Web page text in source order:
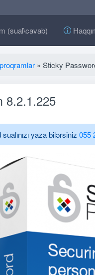
(sual\cavab)
» Sticky
8.2.1.225
yaza bilərsiniz 055